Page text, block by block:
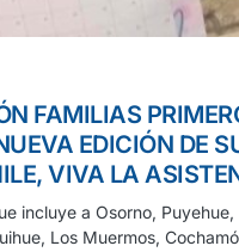
FAMILIAS
EDICIÓN DE
VIVA LA
incluye a Osorno,
Los Muermos,